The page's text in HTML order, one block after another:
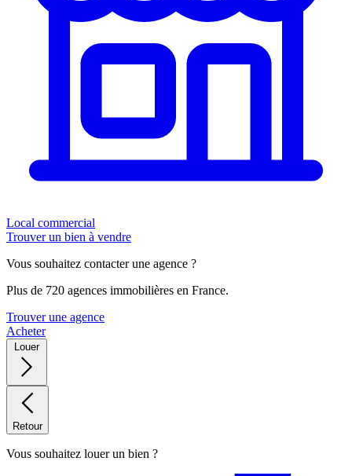
Local commercial
Trouver un bien à vendre
Vous souhaitez contacter une agence ?
Plus de 720 agences immobilières en France.
Trouver une agence
Acheter
Louer
Retour
Vous souhaitez louer un bien ?